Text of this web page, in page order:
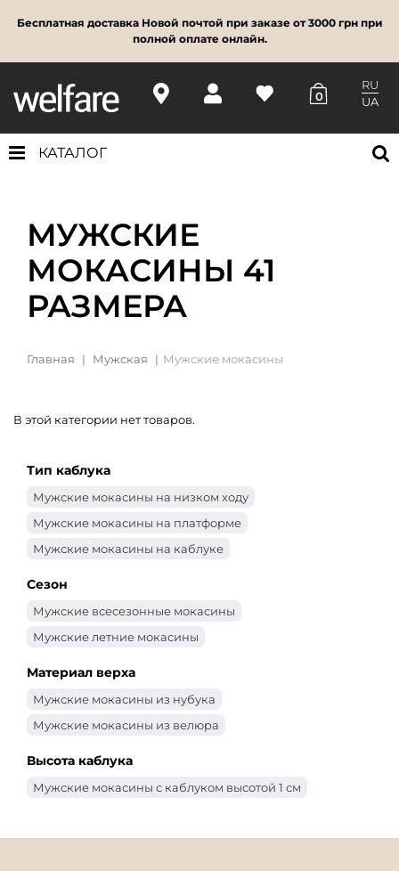
Бесплатная доставка Новой почтой при заказе от 3000 грн при
полной оплате онлайн.
0
RU
UA
КАТАЛОГ
МУЖСКИЕ
МОКАСИНЫ 41
РАЗМЕРА
Главная Мужская Мужские мокасины
В этой категории нет товаров.
Тип каблука
Мужские мокасины на низком ходу
Мужские мокасины на платформе
Мужские мокасины на каблуке
Сезон
Мужские всесезонные мокасины
Мужские летние мокасины
Материал верха
Мужские мокасины из нубука
Мужские мокасины из велюра
Высота каблука
Мужские мокасины с каблуком высотой 1 см